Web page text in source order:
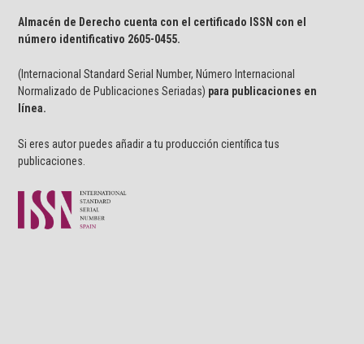
Almacén de Derecho cuenta con el certificado ISSN con el
número identificativo 2605-0455.
(Internacional Standard Serial Number, Número Internacional
Normalizado de Publicaciones Seriadas) para publicaciones en
línea.
Si eres autor puedes añadir a tu producción científica tus
publicaciones.